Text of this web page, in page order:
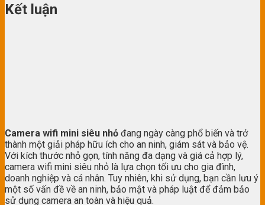
Kết luận
Camera wifi mini siêu nhỏ đang ngày càng phổ biến và trở
thành một giải pháp hữu ích cho an ninh, giám sát và bảo vệ.
Với kích thước nhỏ gọn, tính năng đa dạng và giá cả hợp lý,
camera wifi mini siêu nhỏ là lựa chọn tối ưu cho gia đình,
doanh nghiệp và cá nhân. Tuy nhiên, khi sử dụng, bạn cần lưu ý
một số vấn đề về an ninh, bảo mật và pháp luật để đảm bảo
sử dụng camera an toàn và hiệu quả.